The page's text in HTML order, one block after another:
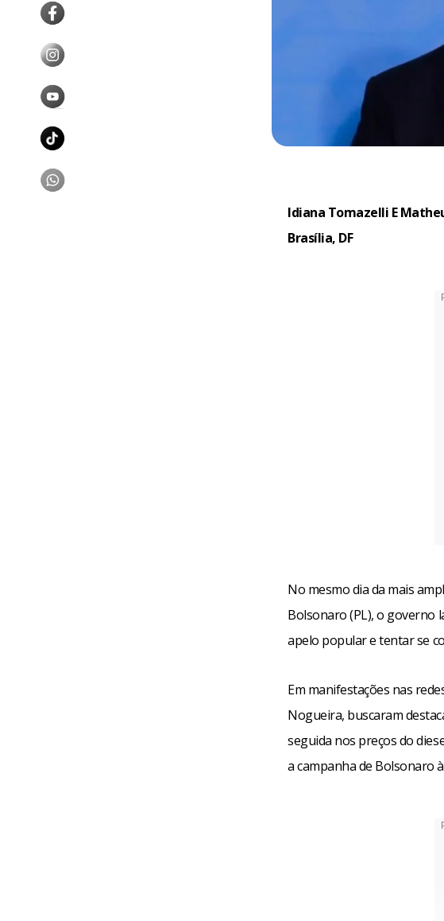
Idiana Tomazelli E
Brasília, DF
No mesmo dia da mais
Bolsonaro (PL), o governo
apelo popular e tentar se
Em manifestações nas
Nogueira, buscaram
seguida nos preços do
a campanha de Bolsonaro